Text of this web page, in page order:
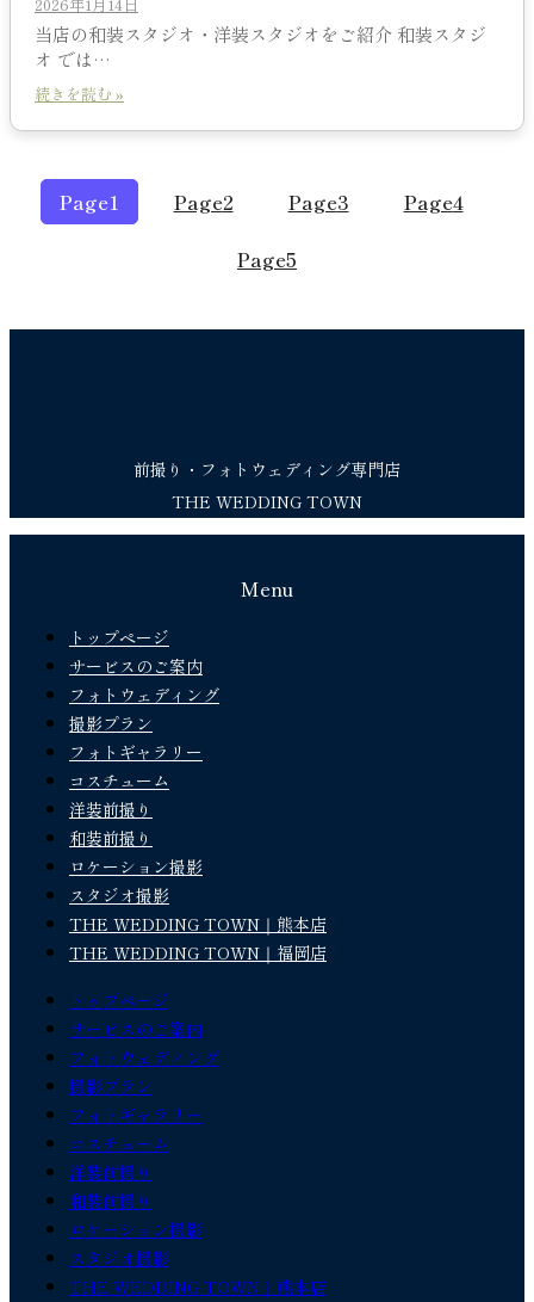
当店の和装スタジオ・洋装スタジオをご紹介 和装スタジ
オ では…
続きを読む »
Page1 Page2 Page3 Page4
Page5
前撮り・フォトウェディング専門店
THE WEDDING TOWN
Menu
トップページ
サービスのご案内
フォトウェディング
撮影プラン
フォトギャラリー
コスチューム
洋装前撮り
和装前撮り
ロケーション撮影
スタジオ撮影
THE WEDDING TOWN｜熊本店
THE WEDDING TOWN｜福岡店
トップページ
サービスのご案内
フォトウェディング
撮影プラン
フォトギャラリー
コスチューム
洋装前撮り
和装前撮り
ロケーション撮影
スタジオ撮影
THE WEDDING TOWN｜熊本店